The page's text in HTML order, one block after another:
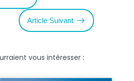
Article Suivant $
vous intéresser :